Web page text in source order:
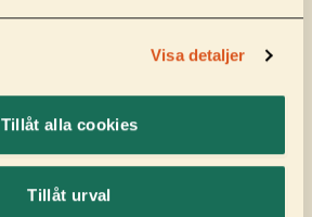
Visa detaljer
Tillåt alla cookies
Tillåt urval